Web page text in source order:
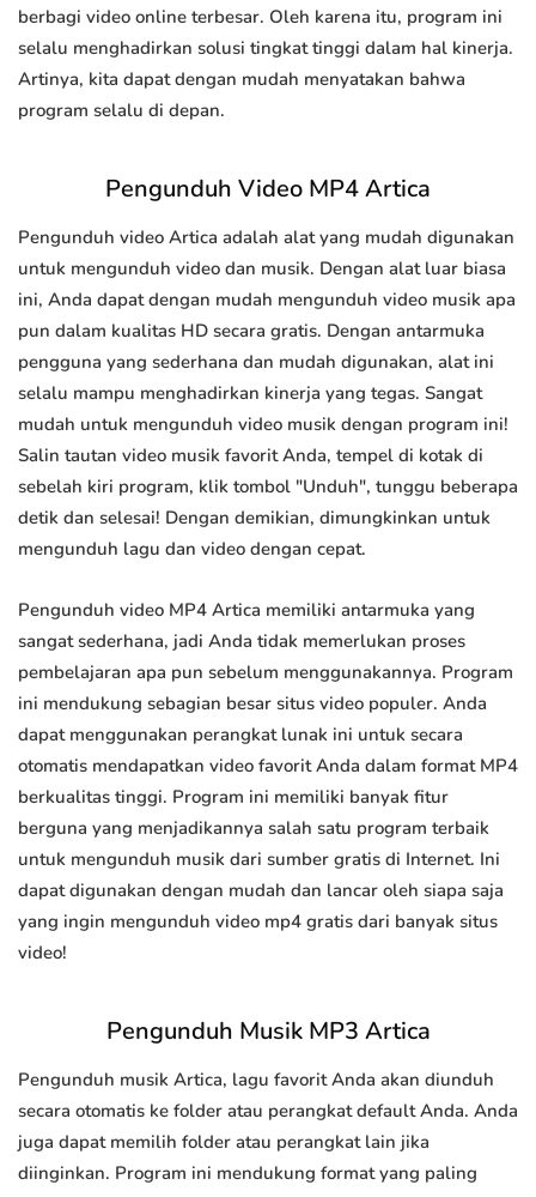
berbagi video online terbesar. Oleh karena itu, program ini
selalu menghadirkan solusi tingkat tinggi dalam hal kinerja.
Artinya, kita dapat dengan mudah menyatakan bahwa
program selalu di depan.
Pengunduh Video MP4 Artica
Pengunduh video Artica adalah alat yang mudah digunakan
untuk mengunduh video dan musik. Dengan alat luar biasa
ini, Anda dapat dengan mudah mengunduh video musik apa
pun dalam kualitas HD secara gratis. Dengan antarmuka
pengguna yang sederhana dan mudah digunakan, alat ini
selalu mampu menghadirkan kinerja yang tegas. Sangat
mudah untuk mengunduh video musik dengan program ini!
Salin tautan video musik favorit Anda, tempel di kotak di
sebelah kiri program, klik tombol "Unduh", tunggu beberapa
detik dan selesai! Dengan demikian, dimungkinkan untuk
mengunduh lagu dan video dengan cepat.
Pengunduh video MP4 Artica memiliki antarmuka yang
sangat sederhana, jadi Anda tidak memerlukan proses
pembelajaran apa pun sebelum menggunakannya. Program
ini mendukung sebagian besar situs video populer. Anda
dapat menggunakan perangkat lunak ini untuk secara
otomatis mendapatkan video favorit Anda dalam format MP4
berkualitas tinggi. Program ini memiliki banyak fitur
berguna yang menjadikannya salah satu program terbaik
untuk mengunduh musik dari sumber gratis di Internet. Ini
dapat digunakan dengan mudah dan lancar oleh siapa saja
yang ingin mengunduh video mp4 gratis dari banyak situs
video!
Pengunduh Musik MP3 Artica
Pengunduh musik Artica, lagu favorit Anda akan diunduh
secara otomatis ke folder atau perangkat default Anda. Anda
juga dapat memilih folder atau perangkat lain jika
diinginkan. Program ini mendukung format yang paling